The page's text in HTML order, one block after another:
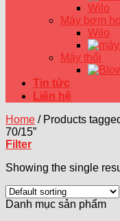
Wilo
Máy bơm
Wilo
Máy thổi
Tin tức
Liên hệ
Home /Products
70/15”
Filter
Showing the single
Danh mục sản phẩm